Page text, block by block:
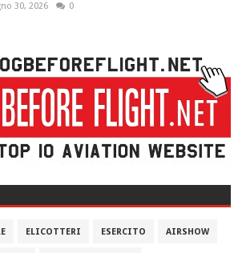
30, 2026 0
ELICOTTERI ESERCITO AIRSHOW